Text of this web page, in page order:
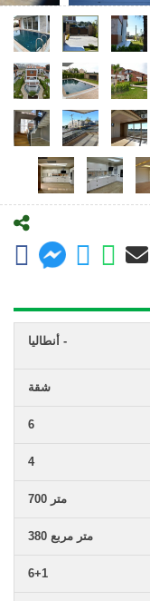
أنطاليا -
شقة
6
4
700 متر
380 متر مربع
6+1